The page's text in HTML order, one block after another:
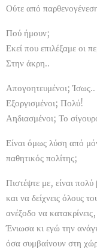
Ούτε από
Πού ήμουν;
Εκεί που επιλέξαμε οι
Στην άκρη..
Απογοητευμένοι; Ίσως..
Εξοργισμένοι; Πολύ!
Αηδιασμένοι; Το
Είναι όμως λύση από
παθητικός πολίτης;
Πιστέψτε με, είναι
και να δείχνεις όλους
ανέξοδο να
Ένιωσα κι εγώ την
όσα συμβαίνουν στη